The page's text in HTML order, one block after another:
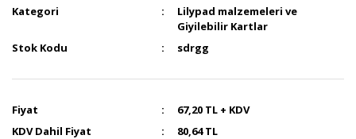
Kategori
Lilypad malzemeleri ve
Giyilebilir Kartlar
Stok Kodu
sdrgg
Fiyat
67,20 TL + KDV
KDV Dahil Fiyat
80,64 TL